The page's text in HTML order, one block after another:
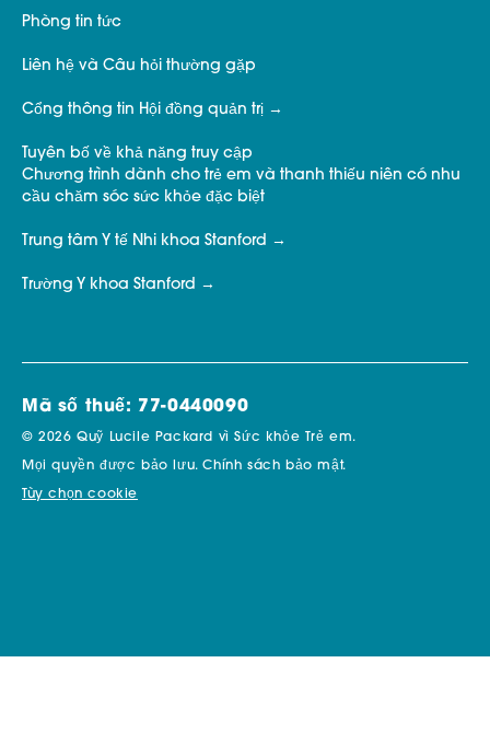
Phòng tin tức
Liên hệ và Câu hỏi thường gặp
Cổng thông tin Hội đồng quản trị
Tuyên bố về khả năng truy cập
Chương trình dành cho trẻ em và thanh thiếu niên có nhu
cầu chăm sóc sức khỏe đặc biệt
Trung tâm Y tế Nhi khoa Stanford
Trường Y khoa Stanford
Mã số thuế: 77-0440090
© 2026 Quỹ Lucile Packard vì Sức khỏe Trẻ em.
Mọi quyền được bảo lưu.Chính sách bảo mật.
Tùy chọn cookie